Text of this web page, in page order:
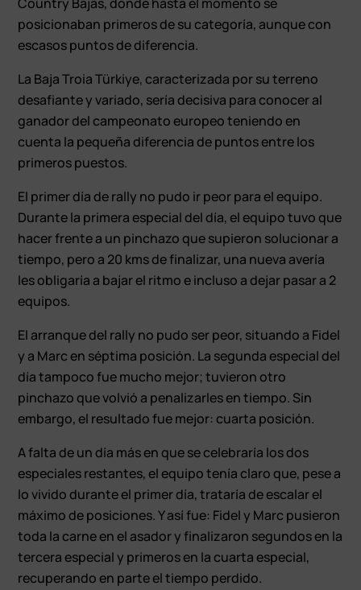
posicionaban primeros de su categoría, aunque con
escasos puntos de diferencia.
La Baja Troia Türkiye, caracterizada por su terreno
desafiante y variado, sería decisiva para conocer al
ganador del campeonato europeo teniendo en
cuenta la pequeña diferencia de puntos entre los
primeros puestos.
El primer día de rally no pudo ir peor para el equipo.
Durante la primera especial del día, el equipo tuvo que
hacer frente a un pinchazo que supieron solucionar a
tiempo, pero a 20 kms de finalizar, una nueva avería
les obligaría a bajar el ritmo e incluso a dejar pasar a 2
equipos.
El arranque del rally no pudo ser peor, situando a Fidel
y a Marc en séptima posición. La segunda especial del
día tampoco fue mucho mejor; tuvieron otro
pinchazo que volvió a penalizarles en tiempo. Sin
embargo, el resultado fue mejor: cuarta posición.
A falta de un día más en que se celebraría los dos
especiales restantes, el equipo tenía claro que, pese a
lo vivido durante el primer día, trataría de escalar el
máximo de posiciones. Y así fue: Fidel y Marc pusieron
toda la carne en el asador y finalizaron segundos en la
tercera especial y primeros en la cuarta especial,
recuperando en parte el tiempo perdido.